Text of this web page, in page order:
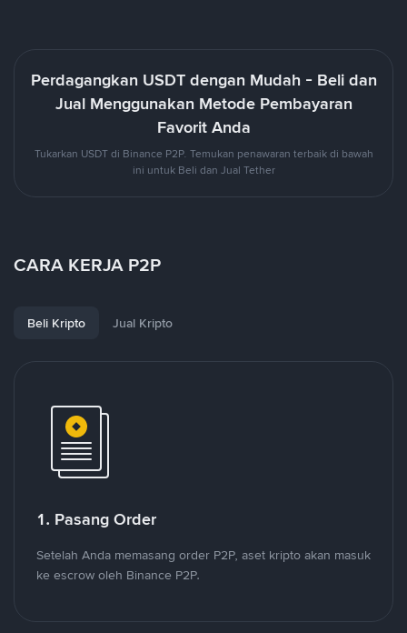
Perdagangkan USDT dengan Mudah - Beli dan
Jual Menggunakan Metode Pembayaran
Favorit Anda
Tukarkan USDT di Binance P2P. Temukan penawaran terbaik di bawah
ini untuk Beli dan Jual Tether
CARA KERJA P2P
Beli Kripto Jual Kripto
1. Pasang Order
Setelah Anda memasang order P2P, aset kripto akan masuk
ke escrow oleh Binance P2P.